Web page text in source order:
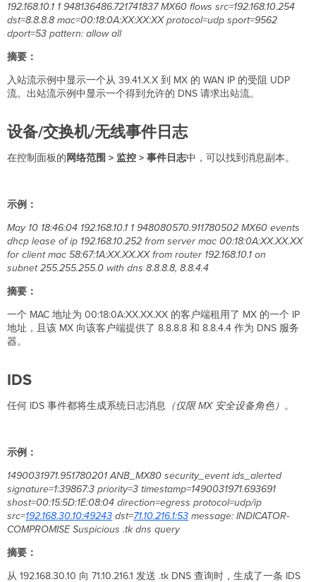
项
192.168.10.1 1 948136486.721741837 MX60 flows src=192.168.10.254
dst=8.8.8.8 mac=00:18:0A:XX:XX:XX protocol=udp sport=9562
dport=53 pattern: allow all
摘要：
入站流示例中显示一个从 39.41.X.X 到 MX 的 WAN IP 的受阻 UDP
流。出站流示例中显示一个得到允许的 DNS 请求出站流。
设备/交换机/无线事件日志
在控制面板的网络范围 > 监控 >事件日志中，可以找到消息副本。
示例：
May 10 18:46:04 192.168.10.1 1 948080570.911780502 MX60 events
dhcp lease of ip 192.168.10.252 from server mac 00:18:0A:XX.XX.XX
for client mac 58:67:1A:XX.XX.XX from router 192.168.10.1 on
subnet 255.255.255.0 with dns 8.8.8.8, 8.8.4.4
摘要：
一个 MAC 地址为 00:18:0A:XX.XX.XX 的客户端租用了 MX 的一个 IP
地址，且该 MX 向该客户端提供了 8.8.8.8 和 8.8.4.4 作为 DNS 服务
器。
IDS
任何 IDS 事件都将生成系统日志消息 （仅限MX 安全设备角色） 。
示例：
1490031971.951780201 ANB_MX80 security_event ids_alerted
signature=1:39867:3 priority=3 timestamp=1490031971.693691
shost=00:15:5D:1E:08:04 direction=egress protocol=udp/ip
src=192.168.30.10:49243 dst=71.10.216.1:53 message: INDICATOR-
COMPROMISE Suspicious .tk dns query
摘要：
从 192.168.30.10 向 71.10.216.1 发送 .tk DNS 查询时，生成了一条 IDS